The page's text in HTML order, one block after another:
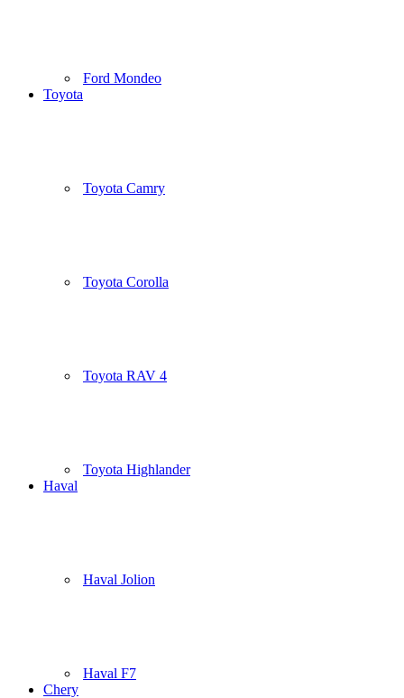
Ford Mondeo
Toyota
Toyota Camry
Toyota Corolla
Toyota RAV 4
Toyota Highlander
Haval
Haval Jolion
Haval F7
Chery